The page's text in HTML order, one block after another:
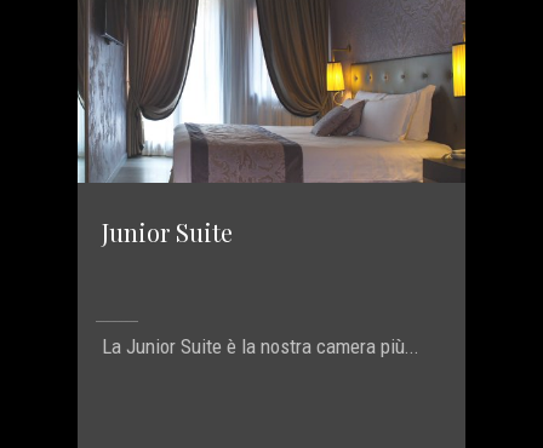
Junior Suite
La Junior Suite è la nostra camera più...